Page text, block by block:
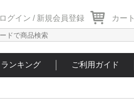
ログイン / 新規会員登録 カート
ランキング ご利用ガイド